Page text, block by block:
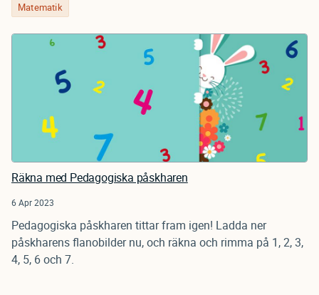
Matematik
Räkna med Pedagogiska påskharen
6 Apr 2023
Pedagogiska påskharen tittar fram igen! Ladda ner
påskharens flanobilder nu, och räkna och rimma på 1, 2, 3,
4, 5, 6 och 7.